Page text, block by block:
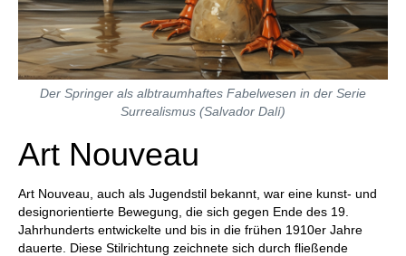
Der Springer als albtraumhaftes Fabelwesen in der Serie
Surrealismus (Salvador Dalí)
Art Nouveau
Art Nouveau, auch als Jugendstil bekannt, war eine kunst- und
designorientierte Bewegung, die sich gegen Ende des 19.
Jahrhunderts entwickelte und bis in die frühen 1910er Jahre
dauerte. Diese Stilrichtung zeichnete sich durch fließende